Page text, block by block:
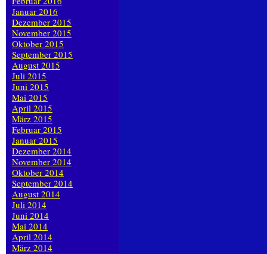
Januar 2016
Dezember 2015
November 2015
Oktober 2015
September 2015
August 2015
Juli 2015
Juni 2015
Mai 2015
April 2015
März 2015
Februar 2015
Januar 2015
Dezember 2014
November 2014
Oktober 2014
September 2014
August 2014
Juli 2014
Juni 2014
Mai 2014
April 2014
März 2014